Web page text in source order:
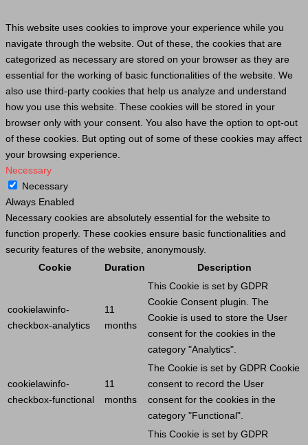
This website uses cookies to improve your experience while you
navigate through the website. Out of these, the cookies that are
categorized as necessary are stored on your browser as they are
essential for the working of basic functionalities of the website. We
also use third-party cookies that help us analyze and understand
how you use this website. These cookies will be stored in your
browser only with your consent. You also have the option to opt-out
of these cookies. But opting out of some of these cookies may affect
your browsing experience.
Necessary
Necessary
Always Enabled
Necessary cookies are absolutely essential for the website to
function properly. These cookies ensure basic functionalities and
security features of the website, anonymously.
Cookie
Duration Description
cookielawinfo-
checkbox-analytics
11
months
This Cookie is set by GDPR
Cookie Consent plugin. The
Cookie is used to store the User
consent for the cookies in the
category "Analytics".
cookielawinfo-
checkbox-functional
11
months
The Cookie is set by GDPR Cookie
consent to record the User
consent for the cookies in the
category "Functional".
This Cookie is set by GDPR